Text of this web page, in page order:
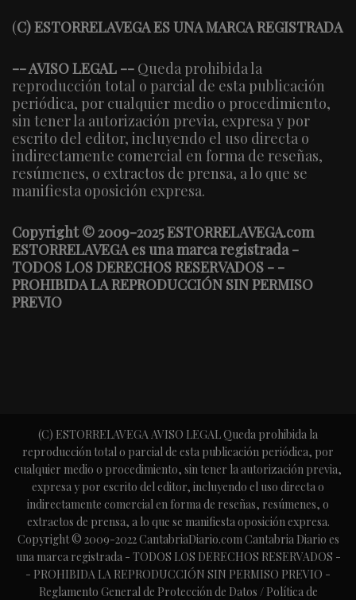
(C) ESTORRELAVEGA ES UNA MARCA REGISTRADA
-- AVISO LEGAL -- Queda prohibida la
reproducción total o parcial de esta publicación
periódica, por cualquier medio o procedimiento,
sin tener la autorización previa, expresa y por
escrito del editor, incluyendo el uso directa o
indirectamente comercial en forma de reseñas,
resúmenes, o extractos de prensa, a lo que se
manifiesta oposición expresa.
Copyright © 2009-2025 ESTORRELAVEGA.com
ESTORRELAVEGA es una marca registrada -
TODOS LOS DERECHOS RESERVADOS - -
PROHIBIDA LA REPRODUCCIÓN SIN PERMISO
PREVIO
(C) ESTORRELAVEGA AVISO LEGAL Queda prohibida la
reproducción total o parcial de esta publicación periódica, por
cualquier medio o procedimiento, sin tener la autorización previa,
expresa y por escrito del editor, incluyendo el uso directa o
indirectamente comercial en forma de reseñas, resúmenes, o
extractos de prensa, a lo que se manifiesta oposición expresa.
Copyright © 2009-2022 CantabriaDiario.com Cantabria Diario es
una marca registrada - TODOS LOS DERECHOS RESERVADOS -
- PROHIBIDA LA REPRODUCCIÓN SIN PERMISO PREVIO -
Reglamento General de Protección de Datos / Política de